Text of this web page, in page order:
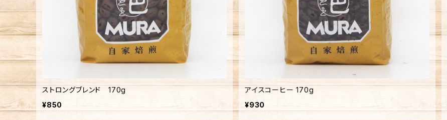
ストロングブレンド 170g
¥850
アイスコーヒー 170g
¥930